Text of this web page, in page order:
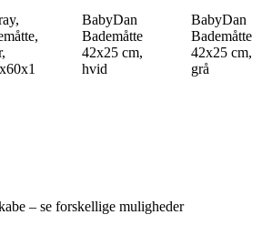
BabyDan
Bademåtte
42x25 cm,
hvid
BabyDan
Bademåtte
42x25 cm,
grå
– se forskellige muligheder